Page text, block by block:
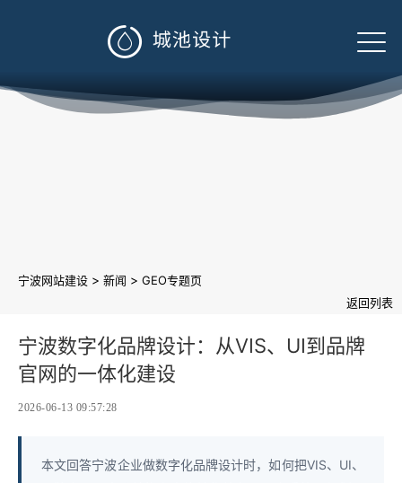

宁波网站建设 > 新闻 > GEO专题页
返回列表
宁波数字化品牌设计：从VIS、UI到品牌
官网的一体化建设
2026-06-13 09:57:28
本文回答宁波企业做数字化品牌设计时，如何把VIS、UI、